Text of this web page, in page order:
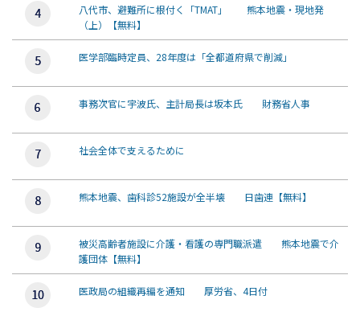
八代市、避難所に根付く「TMAT」 熊本地震・現地発
（上）【無料】
医学部臨時定員、28年度は「全都道府県で削減」
事務次官に宇波氏、主計局長は坂本氏 財務省人事
社会全体で支えるために
熊本地震、歯科診52施設が全半壊 日歯連【無料】
被災高齢者施設に介護・看護の専門職派遣 熊本地震で介
護団体【無料】
医政局の組織再編を通知 厚労省、4日付